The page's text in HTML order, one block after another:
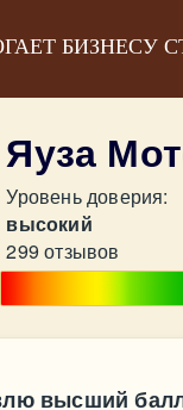
БИЗНЕСУ
Яуза
Уровень доверия:
высокий
299 отзывов
высший